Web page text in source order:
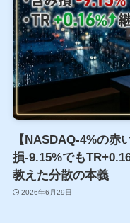
【NASDAQ-4%の赤
損-9.15%でも
教えた分散の本義
2026年6月29日